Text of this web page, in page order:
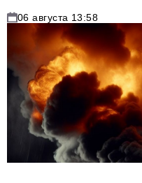
06 августа 13:58